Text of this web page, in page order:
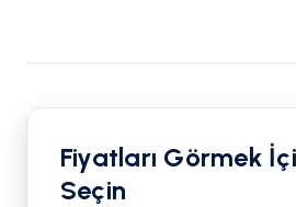
Fiyatları Görmek
Seçin